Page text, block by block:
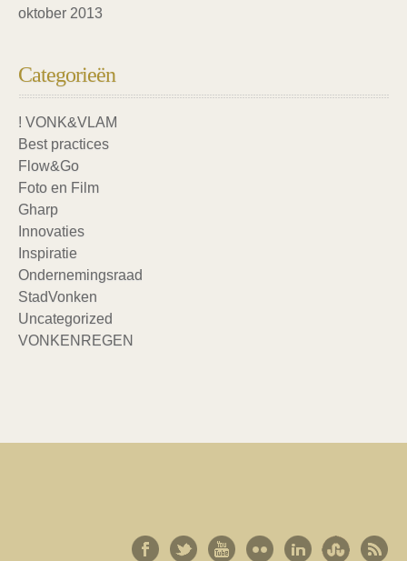
oktober 2013
Categorieën
! VONK&VLAM
Best practices
Flow&Go
Foto en Film
Gharp
Innovaties
Inspiratie
Ondernemingsraad
StadVonken
Uncategorized
VONKENREGEN